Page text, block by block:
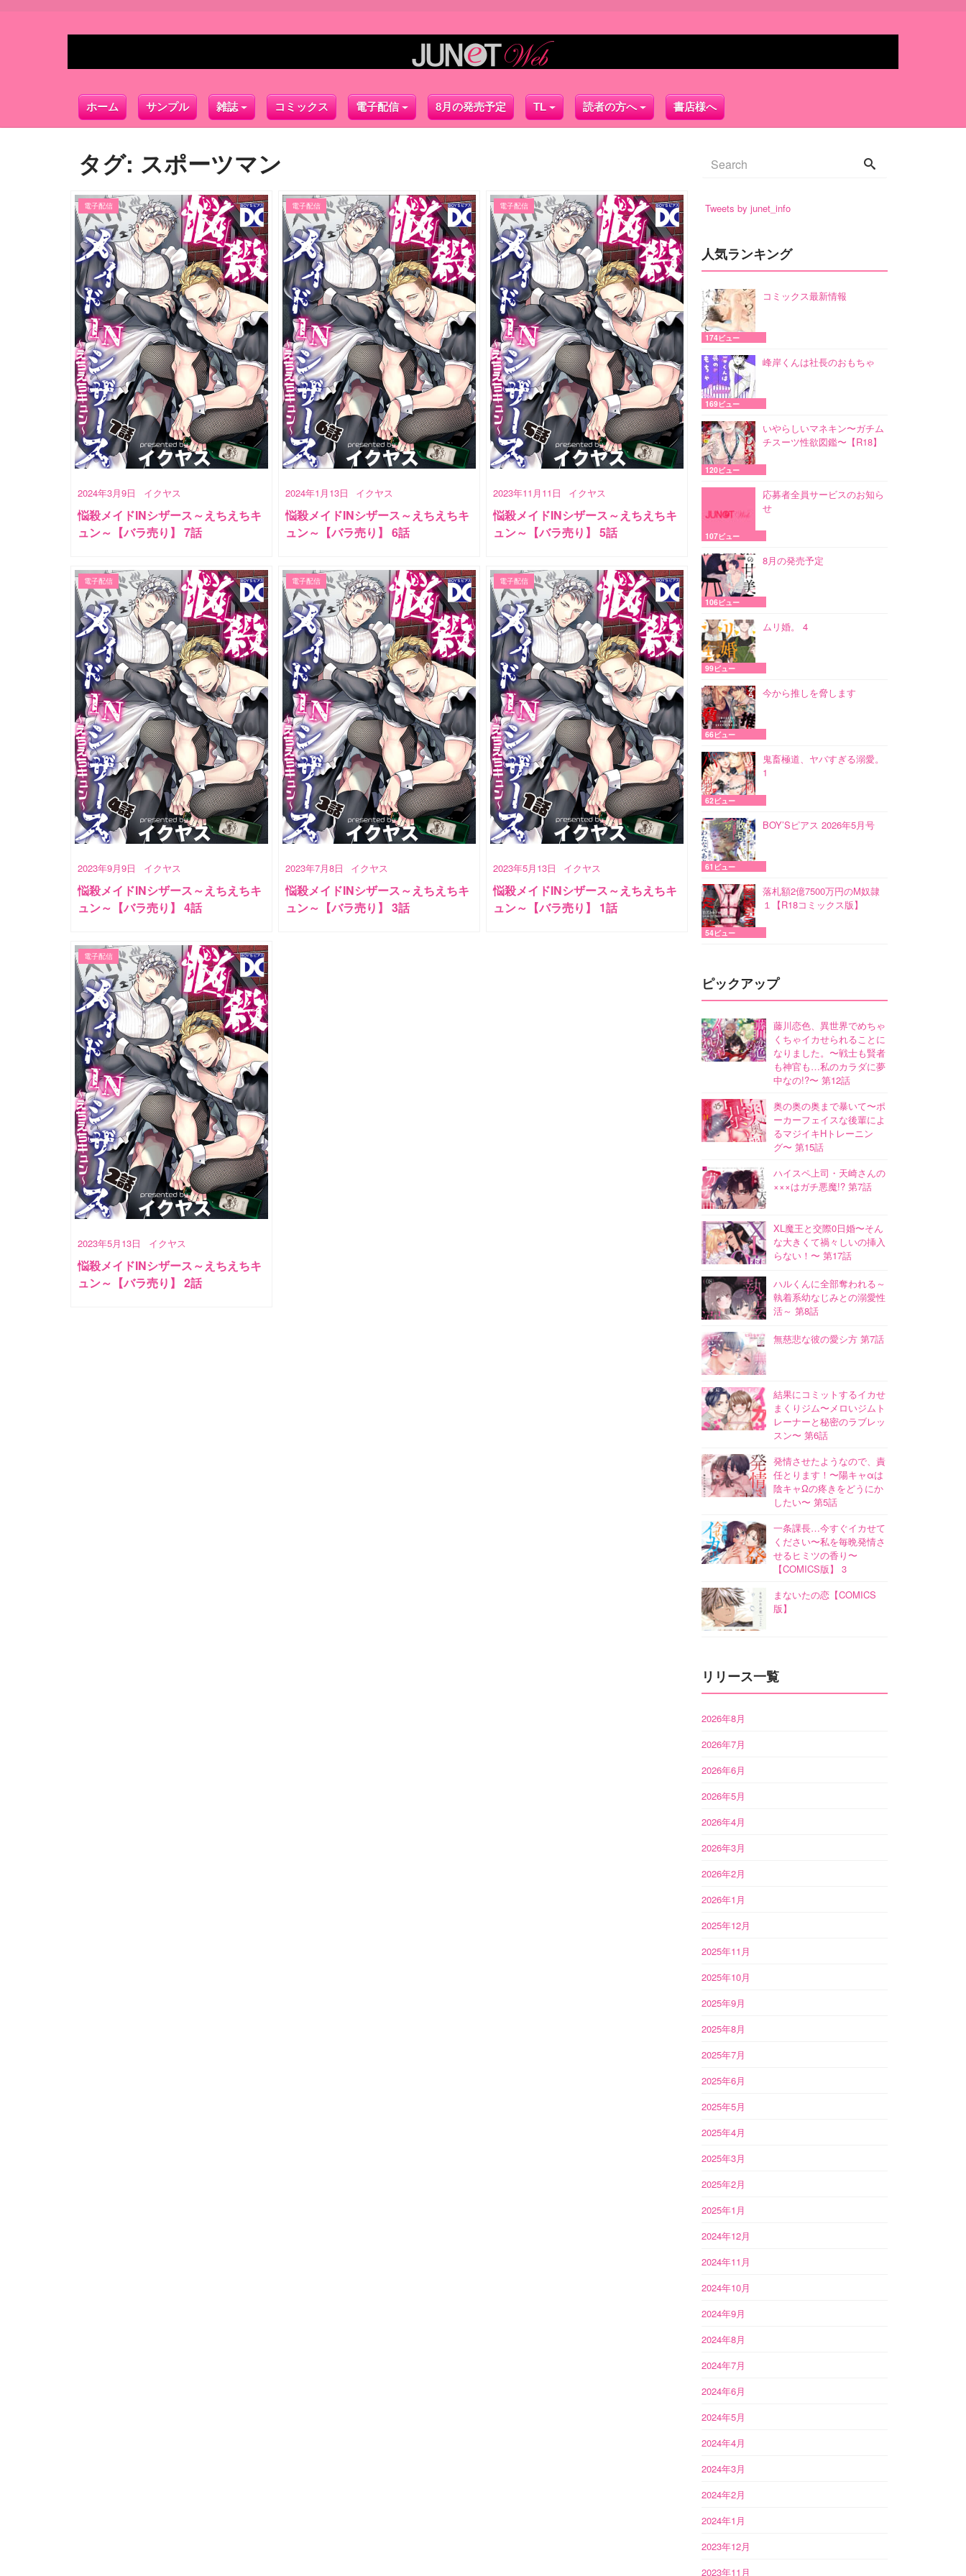
ホーム サンプル 雑誌 コミックス 電子配信 8月の発売予定 TL 読者の方へ 書店様へ
タグ: スポーツマン
2024年3月9日 イクヤス
電子配信
悩殺メイドINシザース～えちえちキ
ュン～【バラ売り】 7話
2024年1月13日 イクヤス
電子配信
悩殺メイドINシザース～えちえちキ
ュン～【バラ売り】 6話
2023年11月11日 イクヤス
電子配信
悩殺メイドINシザース～えちえちキ
ュン～【バラ売り】 5話
2023年9月9日 イクヤス
電子配信
悩殺メイドINシザース～えちえちキ
ュン～【バラ売り】 4話
2023年7月8日 イクヤス
電子配信
悩殺メイドINシザース～えちえちキ
ュン～【バラ売り】 3話
2023年5月13日 イクヤス
電子配信
悩殺メイドINシザース～えちえちキ
ュン～【バラ売り】 1話
2023年5月13日 イクヤス
電子配信
悩殺メイドINシザース～えちえちキ
ュン～【バラ売り】 2話
Tweets by junet_info
人気ランキング
コミックス最新情報
174ビュー
峰岸くんは社長のおもちゃ
169ビュー
いやらしいマネキン〜ガチム
チスーツ性欲図鑑〜【R18】
120ビュー
応募者全員サービスのお知ら
せ
107ビュー
8月の発売予定
106ビュー
ムリ婚。 4
99ビュー
今から推しを脅します
66ビュー
鬼畜極道、ヤバすぎる溺愛。
1
62ビュー
BOY’Sピアス 2026年5月号
61ビュー
落札額2億7500万円のM奴隷
１【R18コミックス版】
54ビュー
ピックアップ
藤川恋色、異世界でめちゃ
くちゃイカせられることに
なりました。〜戦士も賢者
も神官も…私のカラダに夢
中なの!?〜 第12話
奥の奥の奥まで暴いて〜ポ
ーカーフェイスな後輩によ
るマジイキHトレーニン
グ〜 第15話
ハイスペ上司・天崎さんの
×××はガチ悪魔!? 第7話
XL魔王と交際0日婚〜そん
な大きくて禍々しいの挿入
らない！〜 第17話
ハルくんに全部奪われる～
執着系幼なじみとの溺愛性
活～ 第8話
無慈悲な彼の愛シ方 第7話
結果にコミットするイカせ
まくりジム〜メロいジムト
レーナーと秘密のラブレッ
スン〜 第6話
発情させたようなので、責
任とります！〜陽キャαは
陰キャΩの疼きをどうにか
したい〜 第5話
一条課長…今すぐイカせて
ください〜私を毎晩発情さ
せるヒミツの香り〜
【COMICS版】 3
まないたの恋【COMICS
版】
リリース一覧
2026年8月
2026年7月
2026年6月
2026年5月
2026年4月
2026年3月
2026年2月
2026年1月
2025年12月
2025年11月
2025年10月
2025年9月
2025年8月
2025年7月
2025年6月
2025年5月
2025年4月
2025年3月
2025年2月
2025年1月
2024年12月
2024年11月
2024年10月
2024年9月
2024年8月
2024年7月
2024年6月
2024年5月
2024年4月
2024年3月
2024年2月
2024年1月
2023年12月
2023年11月